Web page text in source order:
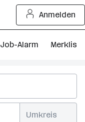
Anmelden
Job-Alarm Merkliste
Umkreis